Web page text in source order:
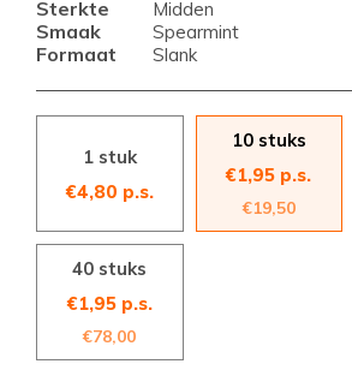
Sterkte Midden
Smaak Spearmint
Formaat Slank
1 stuk
€4,80 p.s.
10 stuks
€1,95 p.s.
€19,50
40 stuks
€1,95 p.s.
€78,00